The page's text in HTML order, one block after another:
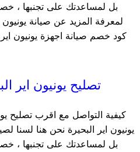
بل لمساعدتك على تجنبها ،
لمعرفة المزيد عن صيانة
كود خصم صيانة اجهزة يونيون
تصليح يونيون اير البحيرة
كيفية التواصل مع اقرب تصليح
يونيون اير البحيرة نحن هنا لسنا
بل لمساعدتك على تجنبها ،